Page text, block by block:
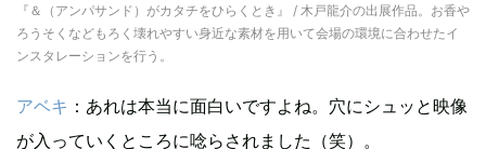
『＆（アンパサンド）がカタチをひらくとき』 / 木戸龍介の出展作品。お香や
ろうそくなどもろく壊れやすい身近な素材を用いて会場の環境に合わせたイ
ンスタレーションを行う。
アベキ ：あれは本当に面白いですよね。穴にシュッと映像
が入っていくところに唸らされました（笑）。